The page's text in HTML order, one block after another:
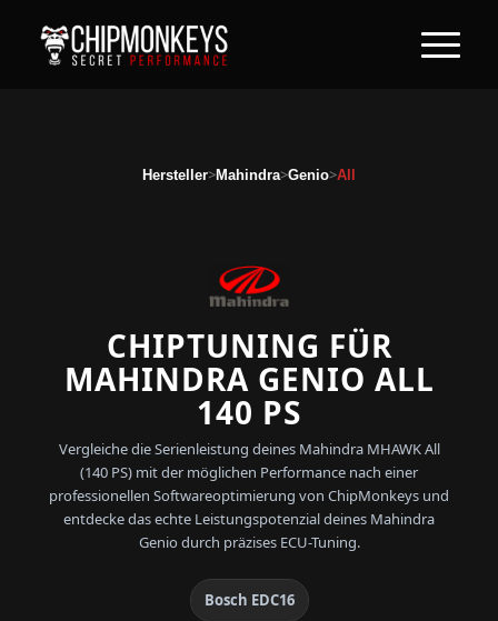
Hersteller>Mahindra>Genio>All
CHIPTUNING FÜR
MAHINDRA GENIO ALL
140 PS
Vergleiche die Serienleistung deines Mahindra MHAWK All
(140 PS) mit der möglichen Performance nach einer
professionellen Softwareoptimierung von ChipMonkeys und
entdecke das echte Leistungspotenzial deines Mahindra
Genio durch präzises ECU-Tuning.
Bosch EDC16